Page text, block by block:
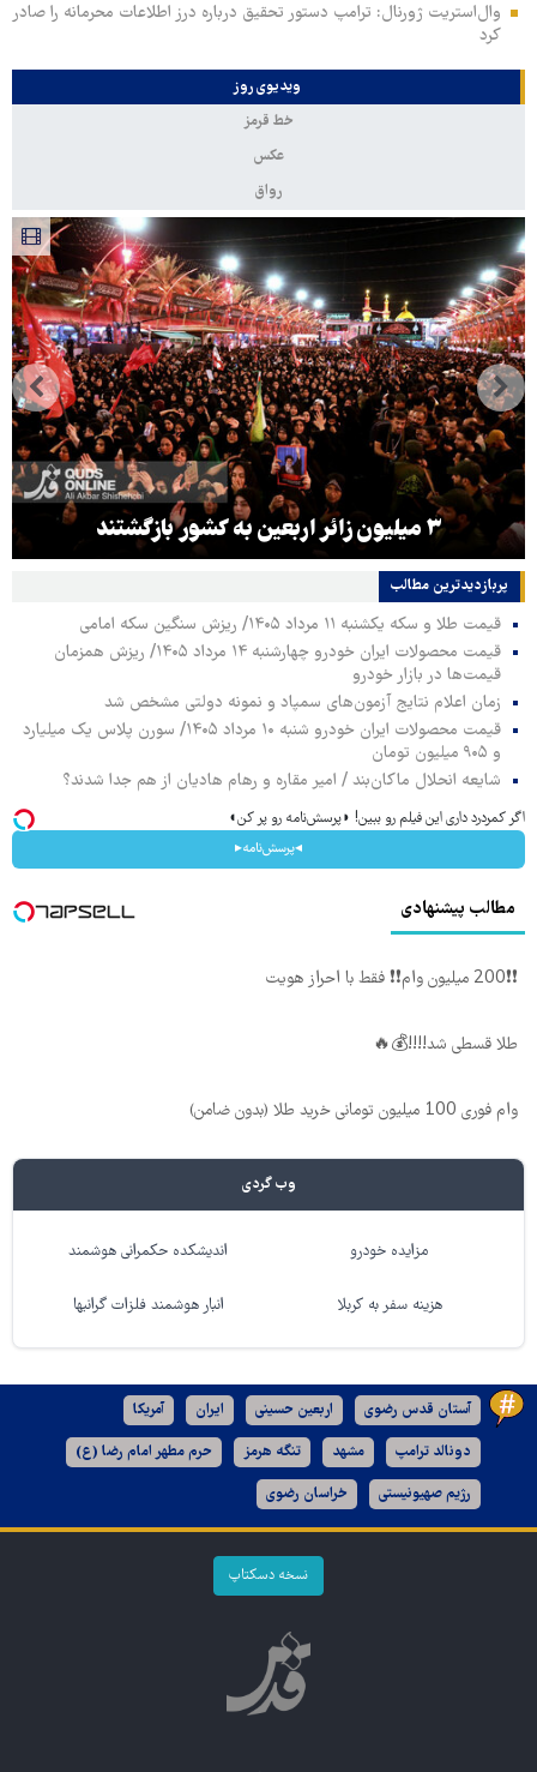
وال‌استریت ژورنال: ترامپ دستور تحقیق درباره درز اطلاعات محرمانه را صادر
کرد
ویدیوی روز
خط قرمز
عکس
رواق
۳ میلیون زائر اربعین به کشور بازگشتند
پربازدیدترین‌ مطالب
قیمت طلا و سکه یکشنبه ۱۱ مرداد ۱۴۰۵/ ریزش سنگین سکه امامی
قیمت محصولات ایران خودرو چهارشنبه ۱۴ مرداد ۱۴۰۵/ ریزش همزمان
قیمت‌ها در بازار خودرو
زمان اعلام نتایج آزمون‌های سمپاد و نمونه دولتی مشخص شد
قیمت محصولات ایران خودرو شنبه ۱۰ مرداد ۱۴۰۵/ سورن پلاس یک میلیارد
و ۹۰۵ میلیون تومان
شایعه انحلال ماکان‌بند / امیر مقاره و رهام هادیان از هم جدا شدند؟
اگر کمردرد داری این فیلم رو ببین! ◗پرسش‌نامه رو پر کن◖
◂پرسش‌نامه▸
مطالب پیشنهادی
❗❗200 میلیون وام❗❗ فقط با احراز هویت
طلا قسطی شد!!!!💰🔥
وام فوری 100 میلیون تومانی خرید طلا (بدون ضامن)
وب گردی
مزایده خودرو اندیشکده حکمرانی هوشمند
هزینه سفر به کربلا انبار هوشمند فلزات گرانبها
آستان قدس رضوی اربعین حسینی ایران آمریکا
دونالد ترامپ مشهد تنگه هرمز حرم مطهر امام رضا (ع)
رژیم صهیونیستی خراسان رضوی
نسخه دسکتاپ